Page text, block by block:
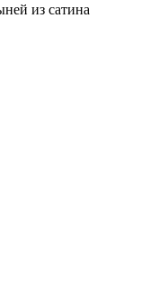
из сатина